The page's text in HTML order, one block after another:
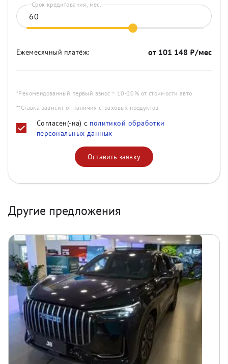
Срок кредитования, мес.
Ежемесячный платёж: от 101 148 ₽/мес
*Рекомендованный первый взнос ~ 10-20% от стоимости авто
**Ставка зависит от наличия страховых продуктов
Согласен(-на) с политикой обработки
персональных данных
Оставить заявку
Другие предложения